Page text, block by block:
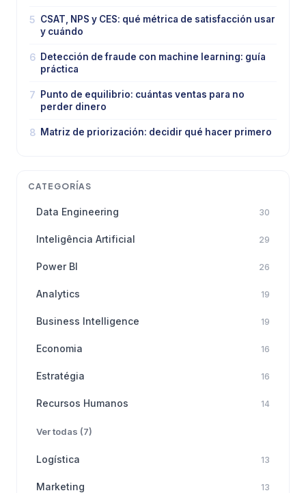
5 CSAT, NPS y CES: qué métrica de satisfacción usar
y cuándo
6 Detección de fraude con machine learning: guía
práctica
7
Punto de equilibrio: cuántas ventas para no
perder dinero
8 Matriz de priorización: decidir qué hacer primero
CATEGORÍAS
Data Engineering 30
Inteligência Artificial 29
Power BI 26
Analytics 19
Business Intelligence 19
Economia 16
Estratégia 16
Recursos Humanos 14
Ver todas (7)
Logística 13
Marketing 13